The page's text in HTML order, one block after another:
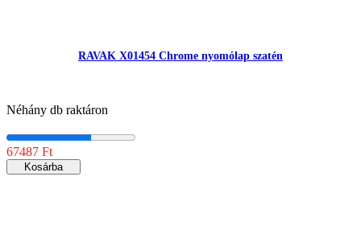
RAVAK X01454 Chrome nyomólap szatén
Néhány db raktáron
67487 Ft
Kosárba